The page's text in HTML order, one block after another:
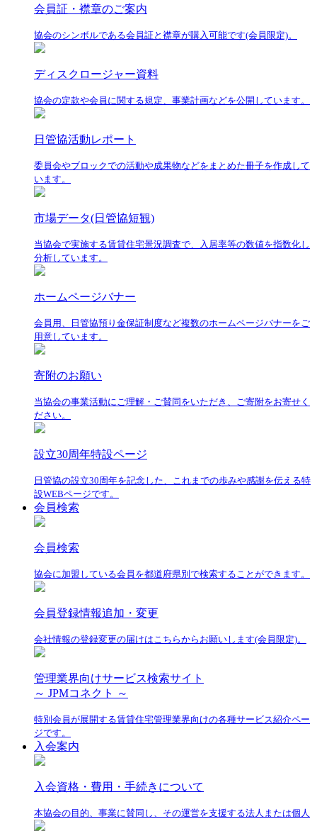
会員証・襟章のご案内
協会のシンボルである会員証と襟章が購入可能です(会員限定)。
ディスクロージャー資料
協会の定款や会員に関する規定、事業計画などを公開しています。
日管協活動レポート
委員会やブロックでの活動や成果物などをまとめた冊子を作成して
います。
市場データ(日管協短観)
当協会で実施する賃貸住宅景況調査で、入居率等の数値を指数化し
分析しています。
ホームページバナー
会員用、日管協預り金保証制度など複数のホームページバナーをご
用意しています。
寄附のお願い
当協会の事業活動にご理解・ご賛同をいただき、ご寄附をお寄せく
ださい。
設立30周年特設ページ
日管協の設立30周年を記念した、これまでの歩みや感謝を伝える特
設WEBページです。
会員検索
会員検索
協会に加盟している会員を都道府県別で検索することができます。
会員登録情報追加・変更
会社情報の登録変更の届けはこちらからお願いします(会員限定)。
管理業界向けサービス検索サイト
～ JPMコネクト ～
特別会員が展開する賃貸住宅管理業界向けの各種サービス紹介ペー
ジです。
入会案内
入会資格・費用・手続きについて
本協会の目的、事業に賛同し、その運営を支援する法人または個人